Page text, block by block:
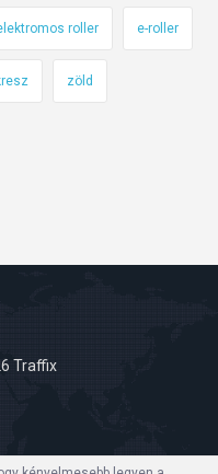
roller e-roller
zöld
Traffix